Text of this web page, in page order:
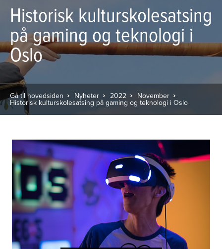
Historisk kulturskolesatsing
på gaming og teknologi i
Oslo
Gå til hovedsiden Nyheter 2022 November
Historisk kulturskolesatsing på gaming og teknologi i Oslo